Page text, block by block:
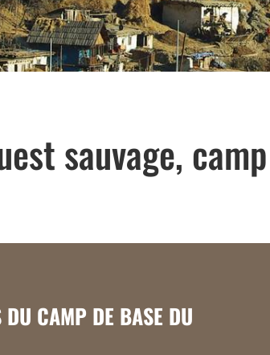
sauvage,
CAMP DE BASE DU